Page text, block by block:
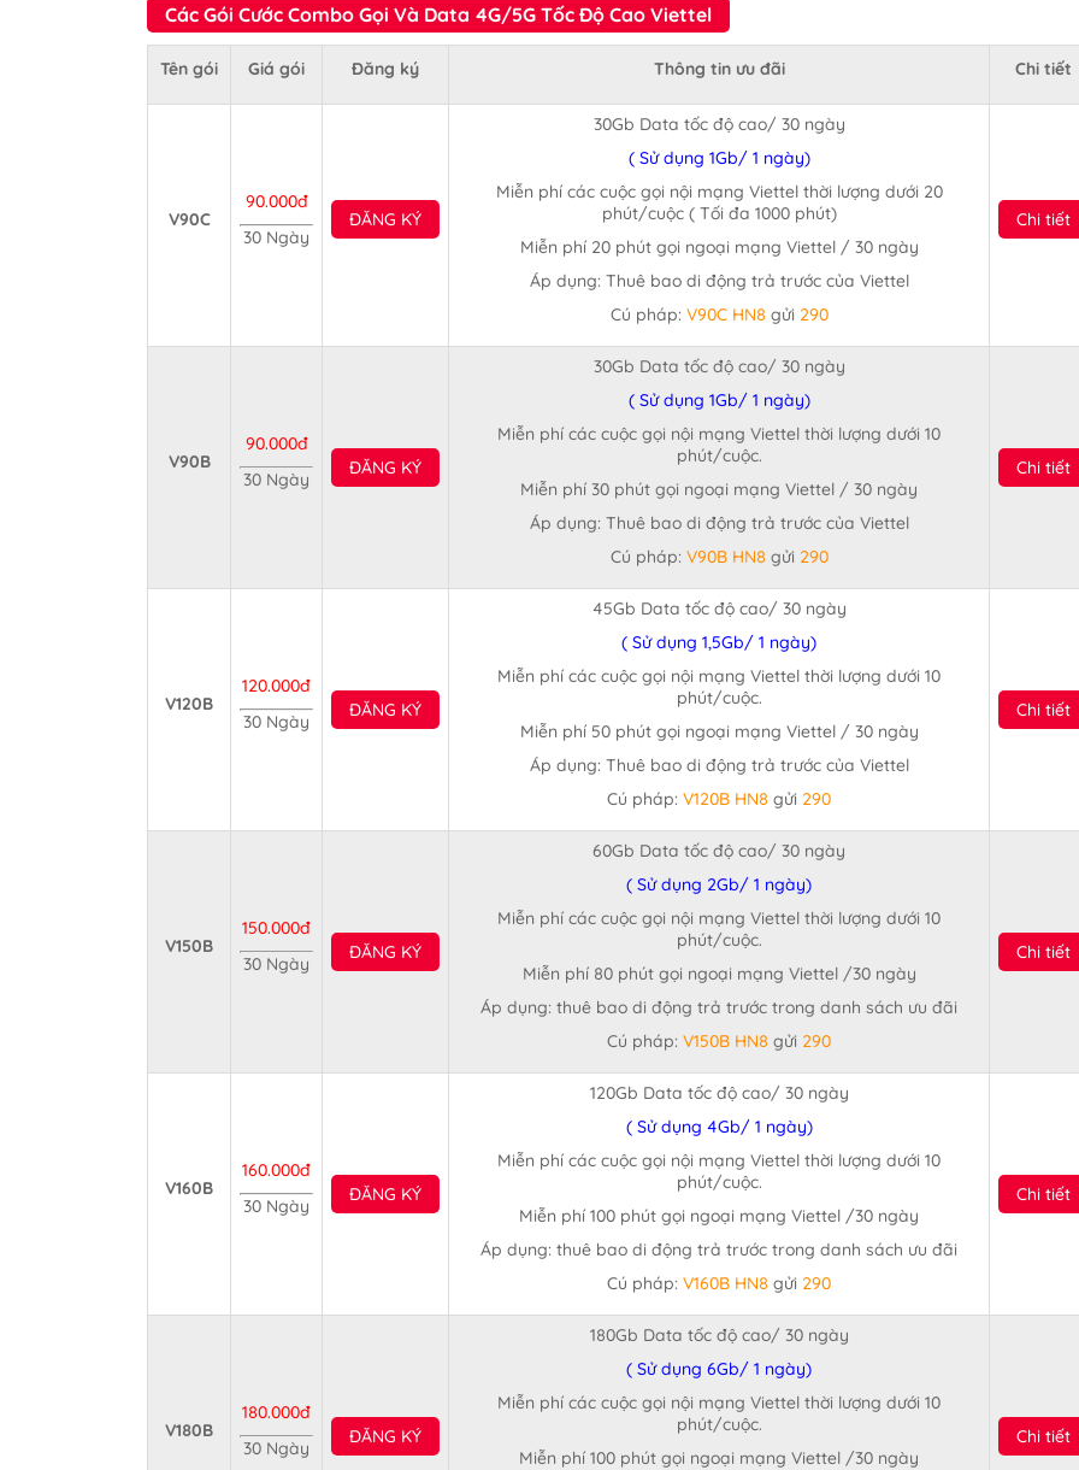
Các Gói Cước Combo Gọi Và Data 4G/5G Tốc Độ Cao Viettel
Tên gói Giá gói Đăng ký Thông tin ưu đãi Chi tiết
V90C
90.000đ
30 Ngày
ĐĂNG KÝ
30Gb Data tốc độ cao/ 30 ngày
( Sử dụng 1Gb/ 1 ngày)
Miễn phí các cuộc gọi nội mạng Viettel thời lượng dưới 20
phút/cuộc ( Tối đa 1000 phút)
Miễn phí 20 phút gọi ngoại mạng Viettel / 30 ngày
Áp dụng: Thuê bao di động trả trước của Viettel
Cú pháp: V90C HN8 gửi 290
Chi tiết
V90B
90.000đ
30 Ngày
ĐĂNG KÝ
30Gb Data tốc độ cao/ 30 ngày
( Sử dụng 1Gb/ 1 ngày)
Miễn phí các cuộc gọi nội mạng Viettel thời lượng dưới 10
phút/cuộc.
Miễn phí 30 phút gọi ngoại mạng Viettel / 30 ngày
Áp dụng: Thuê bao di động trả trước của Viettel
Cú pháp: V90B HN8 gửi 290
Chi tiết
V120B
120.000đ
30 Ngày
ĐĂNG KÝ
45Gb Data tốc độ cao/ 30 ngày
( Sử dụng 1,5Gb/ 1 ngày)
Miễn phí các cuộc gọi nội mạng Viettel thời lượng dưới 10
phút/cuộc.
Miễn phí 50 phút gọi ngoại mạng Viettel / 30 ngày
Áp dụng: Thuê bao di động trả trước của Viettel
Cú pháp: V120B HN8 gửi 290
Chi tiết
V150B
150.000đ
30 Ngày
ĐĂNG KÝ
60Gb Data tốc độ cao/ 30 ngày
( Sử dụng 2Gb/ 1 ngày)
Miễn phí các cuộc gọi nội mạng Viettel thời lượng dưới 10
phút/cuộc.
Miễn phí 80 phút gọi ngoại mạng Viettel /30 ngày
Áp dụng: thuê bao di động trả trước trong danh sách ưu đãi
Cú pháp: V150B HN8 gửi 290
Chi tiết
V160B
160.000đ
30 Ngày
ĐĂNG KÝ
120Gb Data tốc độ cao/ 30 ngày
( Sử dụng 4Gb/ 1 ngày)
Miễn phí các cuộc gọi nội mạng Viettel thời lượng dưới 10
phút/cuộc.
Miễn phí 100 phút gọi ngoại mạng Viettel /30 ngày
Áp dụng: thuê bao di động trả trước trong danh sách ưu đãi
Cú pháp: V160B HN8 gửi 290
Chi tiết
V180B
180.000đ
30 Ngày
ĐĂNG KÝ
180Gb Data tốc độ cao/ 30 ngày
( Sử dụng 6Gb/ 1 ngày)
Miễn phí các cuộc gọi nội mạng Viettel thời lượng dưới 10
phút/cuộc.
Miễn phí 100 phút gọi ngoại mạng Viettel /30 ngày
Chi tiết